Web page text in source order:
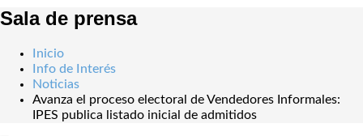
Sala de prensa
Inicio
Info de Interés
Noticias
Avanza el proceso electoral de Vendedores Informales:
IPES publica listado inicial de admitidos